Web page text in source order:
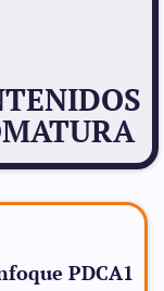
PDCA1